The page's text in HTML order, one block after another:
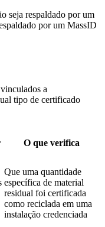
seja respaldado por um
por um MassID
a
tipo de certificado
O que verifica
Que uma quantidade
específica de material
residual foi certificada
como reciclada em uma
instalação credenciada